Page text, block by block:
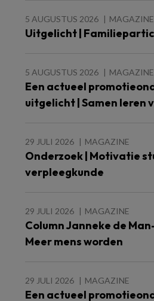
5 AUGUSTUS 2026 MAGAZINE
Uitgelicht |
5 AUGUSTUS 2026 MAGAZINE
Een actueel
uitgelicht | Samen leren
29 JULI 2026 MAGAZINE
Onderzoek | Motivatie
verpleegkunde
29 JULI 2026 MAGAZINE
Column Janneke de
Meer mens worden
29 JULI 2026 MAGAZINE
Een actueel